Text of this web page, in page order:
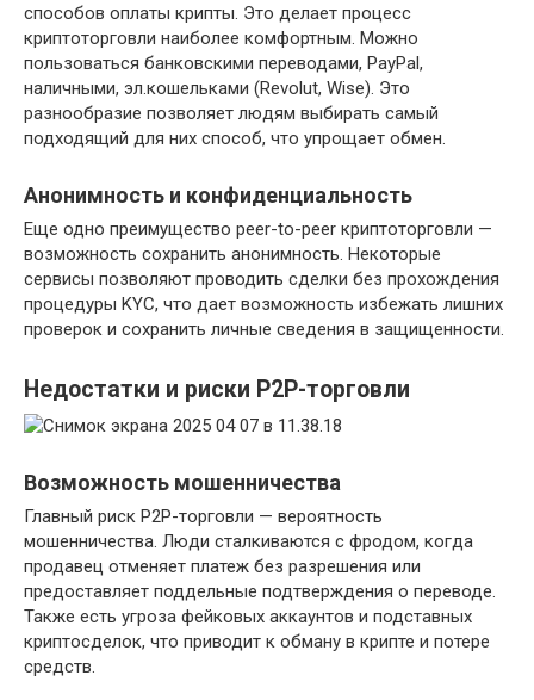
способов оплаты крипты. Это делает процесс
криптоторговли наиболее комфортным. Можно
пользоваться банковскими переводами, PayPal,
наличными, эл.кошельками (Revolut, Wise). Это
разнообразие позволяет людям выбирать самый
подходящий для них способ, что упрощает обмен.
Анонимность и конфиденциальность
Еще одно преимущество peer-to-peer криптоторговли —
возможность сохранить анонимность. Некоторые
сервисы позволяют проводить сделки без прохождения
процедуры KYC, что дает возможность избежать лишних
проверок и сохранить личные сведения в защищенности.
Недостатки и риски P2P-торговли
Возможность мошенничества
Главный риск P2P-торговли — вероятность
мошенничества. Люди сталкиваются с фродом, когда
продавец отменяет платеж без разрешения или
предоставляет поддельные подтверждения о переводе.
Также есть угроза фейковых аккаунтов и подставных
криптосделок, что приводит к обману в крипте и потере
средств.